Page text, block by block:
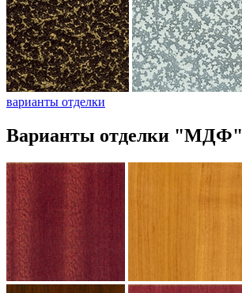
варианты отделки
Варианты отделки "МДФ"